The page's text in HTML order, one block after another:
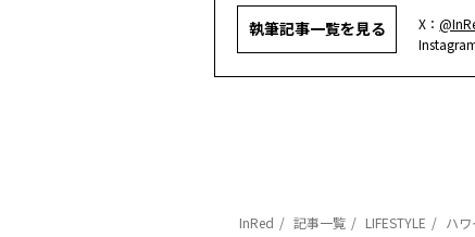
執筆記事一覧を見る X：
InRed 記事一覧 LIFESTYLE ハ